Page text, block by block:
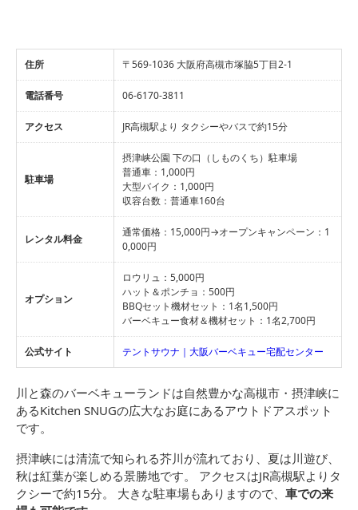
住所 〒569-1036 大阪府高槻市塚脇5丁目2-1
電話番号 06-6170-3811
アクセス JR高槻駅より タクシーやバスで約15分
駐車場
摂津峡公園 下の口（しものくち）駐車場
普通車：1,000円
大型バイク：1,000円
収容台数：普通車160台
レンタル料金
通常価格：15,000円→オープンキャンペーン：1
0,000円
オプション
ロウリュ：5,000円
ハット＆ポンチョ：500円
BBQセット機材セット：1名1,500円
バーベキュー食材＆機材セット：1名2,700円
公式サイト テントサウナ｜大阪バーベキュー宅配センター
川と森のバーベキューランドは自然豊かな高槻市・摂津峡に
あるKitchen SNUGの広大なお庭にあるアウトドアスポット
です。
摂津峡には清流で知られる芥川が流れており、夏は川遊び、
秋は紅葉が楽しめる景勝地です。 アクセスはJR高槻駅よりタ
クシーで約15分。 大きな駐車場もありますので、 車での来